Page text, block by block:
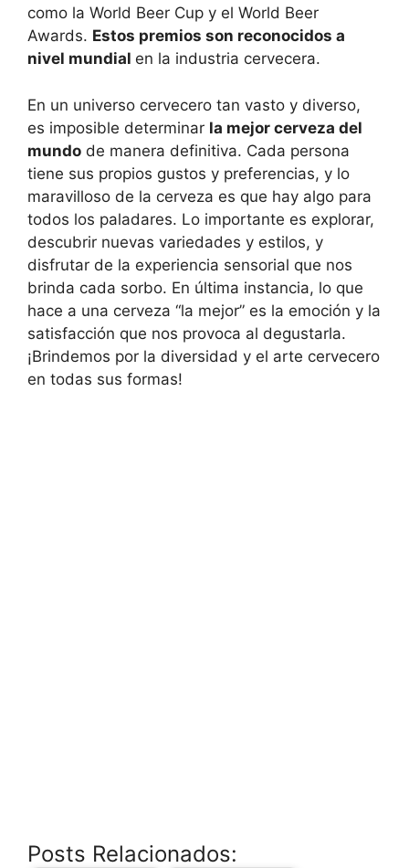
como la World Beer Cup y el World Beer
Awards. Estos premios son reconocidos a
nivel mundial en la industria cervecera.
En un universo cervecero tan vasto y diverso,
es imposible determinar la mejor cerveza del
mundo de manera definitiva. Cada persona
tiene sus propios gustos y preferencias, y lo
maravilloso de la cerveza es que hay algo para
todos los paladares. Lo importante es explorar,
descubrir nuevas variedades y estilos, y
disfrutar de la experiencia sensorial que nos
brinda cada sorbo. En última instancia, lo que
hace a una cerveza “la mejor” es la emoción y la
satisfacción que nos provoca al degustarla.
¡Brindemos por la diversidad y el arte cervecero
en todas sus formas!
Posts Relacionados: